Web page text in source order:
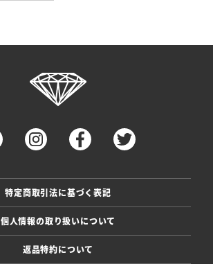
特定商取引法に基づく表記
個人情報の取り扱いについて
返品特約について